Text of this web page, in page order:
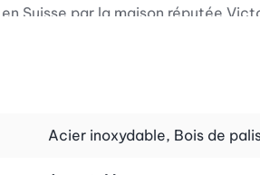
Suisse par la maison réputée
Acier inoxydable, Bois de